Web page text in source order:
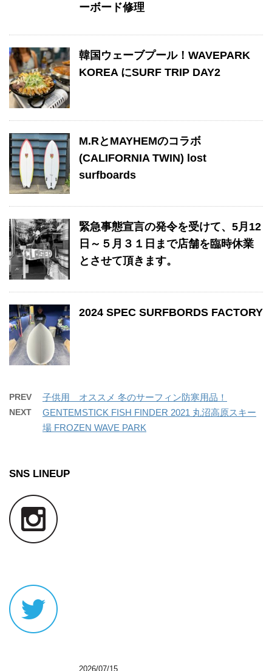
ーボード修理
韓国ウェーブプール！WAVEPARK
KOREA にSURF TRIP DAY2
M.RとMAYHEMのコラボ
(CALIFORNIA TWIN) lost
surfboards
緊急事態宣言の発令を受けて、5月12
日～５月３１日まで店舗を臨時休業
とさせて頂きます。
2024 SPEC SURFBORDS FACTORY
PREV 子供用 オススメ 冬のサーフィン防寒用品！
NEXT
GENTEMSTICK FISH FINDER 2021 丸沼高原スキー
場 FROZEN WAVE PARK
SNS LINEUP
2026/07/15